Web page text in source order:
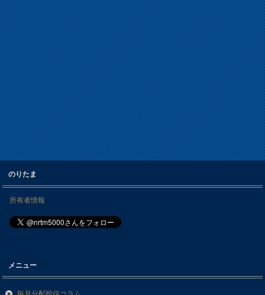
のりたま
所有者情報
メニュー